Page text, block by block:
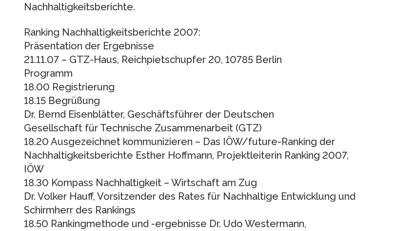
Nachhaltigkeitsberichte.
Ranking Nachhaltigkeitsberichte 2007:
Präsentation der Ergebnisse
21.11.07 – GTZ-Haus, Reichpietschupfer 20, 10785 Berlin
Programm
18.00 Registrierung
18.15 Begrüßung
Dr. Bernd Eisenblätter, Geschäftsführer der Deutschen
Gesellschaft für Technische Zusammenarbeit (GTZ)
18.20 Ausgezeichnet kommunizieren – Das IÖW/future-Ranking der
Nachhaltigkeitsberichte Esther Hoffmann, Projektleiterin Ranking 2007,
IÖW
18.30 Kompass Nachhaltigkeit – Wirtschaft am Zug
Dr. Volker Hauff, Vorsitzender des Rates für Nachhaltige Entwicklung und
Schirmherr des Rankings
18.50 Rankingmethode und -ergebnisse Dr. Udo Westermann,